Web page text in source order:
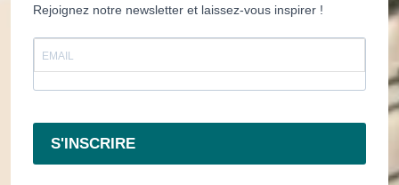
Rejoignez notre newsletter et laissez-vous inspirer !
S'INSCRIRE